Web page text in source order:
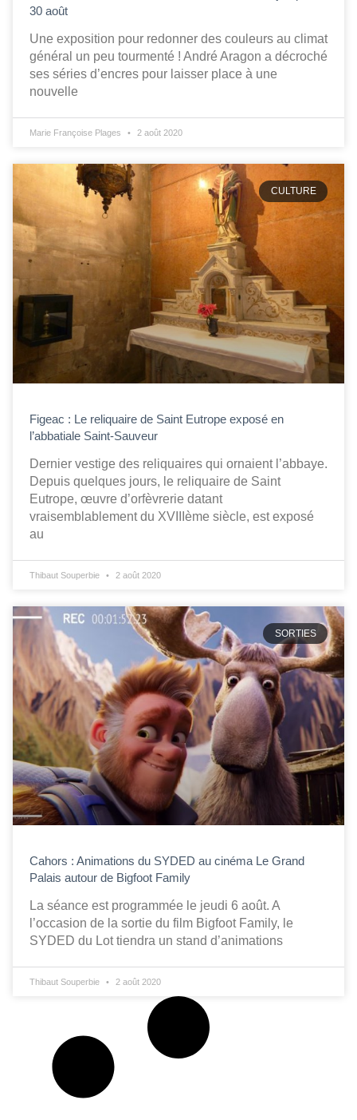
30 août
Une exposition pour redonner des couleurs au climat
général un peu tourmenté ! André Aragon a décroché
ses séries d’encres pour laisser place à une
nouvelle
Marie Françoise Plages 2 août 2020
CULTURE
Figeac : Le reliquaire de Saint Eutrope exposé en
l’abbatiale Saint-Sauveur
Dernier vestige des reliquaires qui ornaient l’abbaye.
Depuis quelques jours, le reliquaire de Saint
Eutrope, œuvre d’orfèvrerie datant
vraisemblablement du XVIIIème siècle, est exposé
au
Thibaut Souperbie 2 août 2020
SORTIES
Cahors : Animations du SYDED au cinéma Le Grand
Palais autour de Bigfoot Family
La séance est programmée le jeudi 6 août. A
l’occasion de la sortie du film Bigfoot Family, le
SYDED du Lot tiendra un stand d’animations
Thibaut Souperbie 2 août 2020